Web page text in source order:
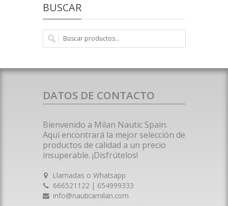
BUSCAR
DATOS DE CONTACTO
Bienvenido a Milan Nautic Spain.
Aquí encontrará la mejor selección de
productos de calidad a un precio
insuperable. ¡Disfrútelos!
Llamadas o Whatsapp
666521122 | 654999333
info@nauticamilan.com